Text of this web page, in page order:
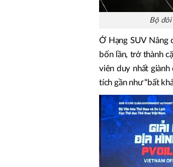
Bộ đôi
Ở Hạng SUV Nâng
bốn lần, trở thành
viên duy nhất
tích gần như “bất